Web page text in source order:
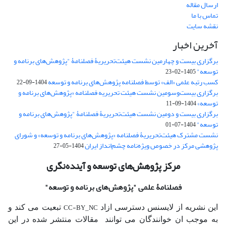
ارسال مقاله
تماس با ما
نقشه سایت
آخرین اخبار
برگزاری بیست و چهارمین نشست هیئت‌تحریریۀ فصلنامۀ "پژوهش‌های برنامه و
توسعه"1405-02-23
کسب رتبه علمی «الف» توسط فصلنامه پژوهش‌های برنامه و توسعه1404-09-22
برگزاری بیست‌وسومین نشست هیئت‌ تحریریه فصلنامه «پژوهش‌های برنامه و
توسعه»1404-09-11
برگزاری بیست و دومین نشست هیئت‌تحریریۀ فصلنامۀ "پژوهش‌های برنامه و
توسعه"1404-07-01
نشست مشترک هیئت‌تحریریۀ فصلنامه «پژوهش‌های برنامه و توسعه» و شورای
پژوهشی مرکز در خصوص ویژه‌نامه چشم‌انداز ایران1404-05-27
مرکز پژوهش‌های توسعه و آینده‌نگری
فصلنامۀ علمی"پژوهش‌های برنامه و توسعه"
این نشریه از لایسنس دسترسی ازاد CC-BY_NC تبعیت می کند و
به موجب ان خوانندگان می توانند مقالات منتشر شده در این